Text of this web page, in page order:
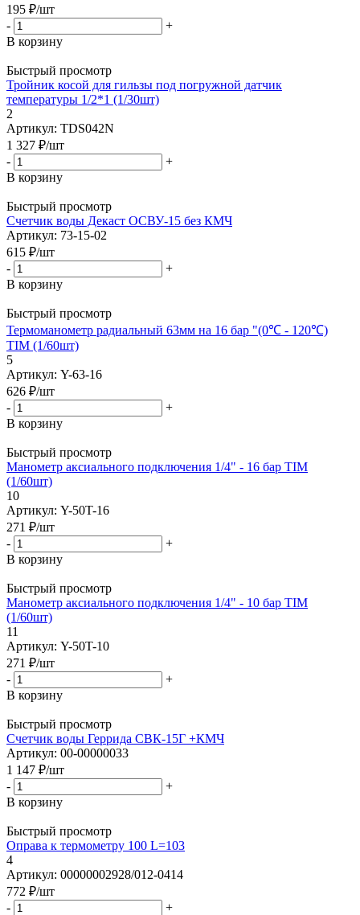
195 ₽/шт
-
+
В корзину
Быстрый просмотр
Тройник косой для гильзы под погружной датчик
температуры 1/2*1 (1/30шт)
2
Артикул: TDS042N
1 327 ₽/шт
-
+
В корзину
Быстрый просмотр
Счетчик воды Декаст ОСВУ-15 без КМЧ
Артикул: 73-15-02
615 ₽/шт
-
+
В корзину
Быстрый просмотр
Термоманометр радиальный 63мм на 16 бар "(0℃ - 120℃)
TIM (1/60шт)
5
Артикул: Y-63-16
626 ₽/шт
-
+
В корзину
Быстрый просмотр
Манометр аксиального подключения 1/4" - 16 бар TIM
(1/60шт)
10
Артикул: Y-50T-16
271 ₽/шт
-
+
В корзину
Быстрый просмотр
Манометр аксиального подключения 1/4" - 10 бар TIM
(1/60шт)
11
Артикул: Y-50T-10
271 ₽/шт
-
+
В корзину
Быстрый просмотр
Счетчик воды Геррида СВК-15Г +КМЧ
Артикул: 00-00000033
1 147 ₽/шт
-
+
В корзину
Быстрый просмотр
Оправа к термометру 100 L=103
4
Артикул: 00000002928/012-0414
772 ₽/шт
-
+